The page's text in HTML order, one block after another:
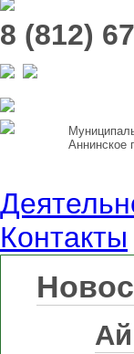
8 (812)
Аннинское
Контакты